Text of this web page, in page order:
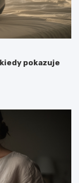
pokazuje